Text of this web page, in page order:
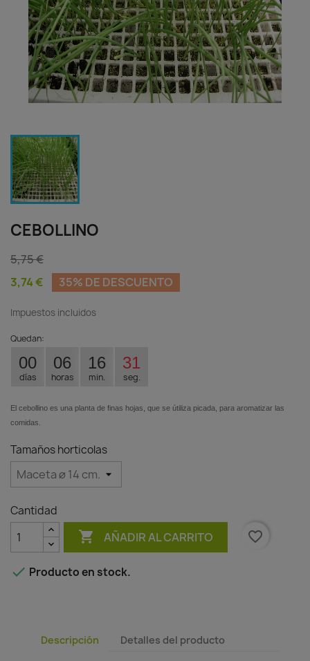
CEBOLLINO
5,75 €
3,74 €
35% DE DESCUENTO
Impuestos incluidos
Quedan:
00
días
06
horas
16
min.
30
seg.
El cebollino es una planta de finas hojas, que se útiliza picada, para aromatizar las
comidas.
Tamaños horticolas
Cantidad
 AÑADIR AL CARRITO favorite_border
 Producto en stock.
Descripción Detalles del producto